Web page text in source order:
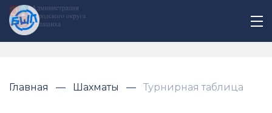
Главная Шахматы Турнирная таблица